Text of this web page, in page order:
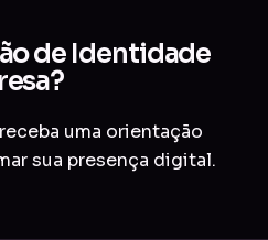
de Identidade
uma orientação
sua presença digital.